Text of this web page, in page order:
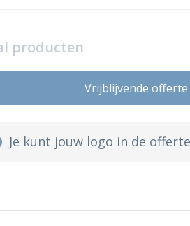
producten
Vrijblijvende offerte
Je kunt jouw logo in de